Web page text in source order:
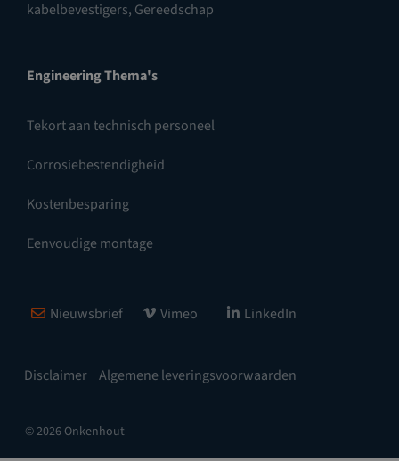
kabelbevestigers, Gereedschap
Engineering Thema's
Tekort aan technisch personeel
Corrosiebestendigheid
Kostenbesparing
Eenvoudige montage
Disclaimer Algemene leveringsvoorwaarden
Nieuwsbrief Vimeo LinkedIn
© 2026 Onkenhout